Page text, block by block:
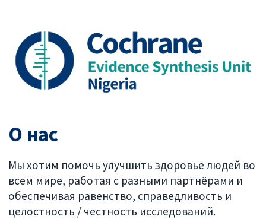
О нас
Мы хотим помочь улучшить здоровье людей во
всем мире, работая с разными партнёрами и
обеспечивая равенство, справедливость и
целостность / честность исследований.